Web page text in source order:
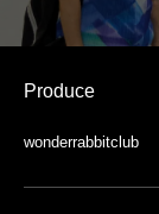
Produce
wonderrabbitclub